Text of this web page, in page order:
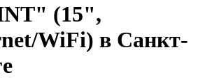
(15",
WiFi) в Санкт-